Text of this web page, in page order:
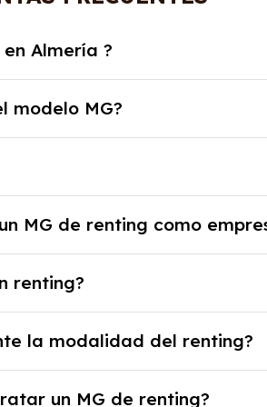
Almería ?
modelo MG?
de la documentación.
MG de renting como
renting?
la modalidad del renting?
un MG de renting?